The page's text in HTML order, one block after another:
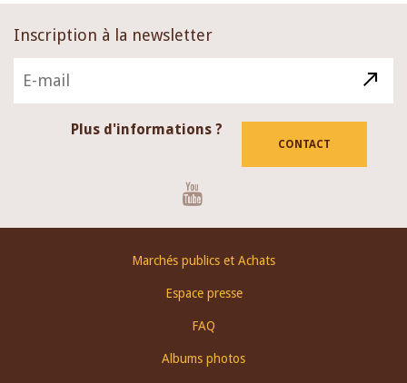
Inscription à la newsletter
Plus d'informations ?
CONTACT
Marchés publics et Achats
Espace presse
FAQ
Albums photos